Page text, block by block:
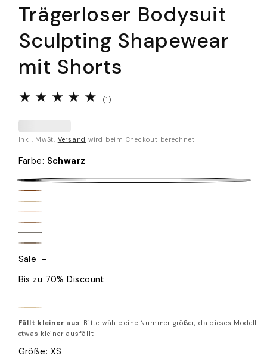
Trägerloser Bodysuit
Sculpting Shapewear
mit Shorts
(1)
Inkl. MwSt. Versand wird beim Checkout berechnet
Farbe: Schwarz
Schwarz
Braun
Dark
Beige
Sand
Caramel
Graphit
Sale
-
Bis zu 70% Discount
Fällt kleiner aus: Bitte wähle eine Nummer größer, da dieses Modell
etwas kleiner ausfällt
Größe: XS